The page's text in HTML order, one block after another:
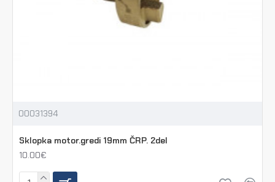
00031394
Sklopka motor.gredi 19mm ČRP. 2del
10.00€